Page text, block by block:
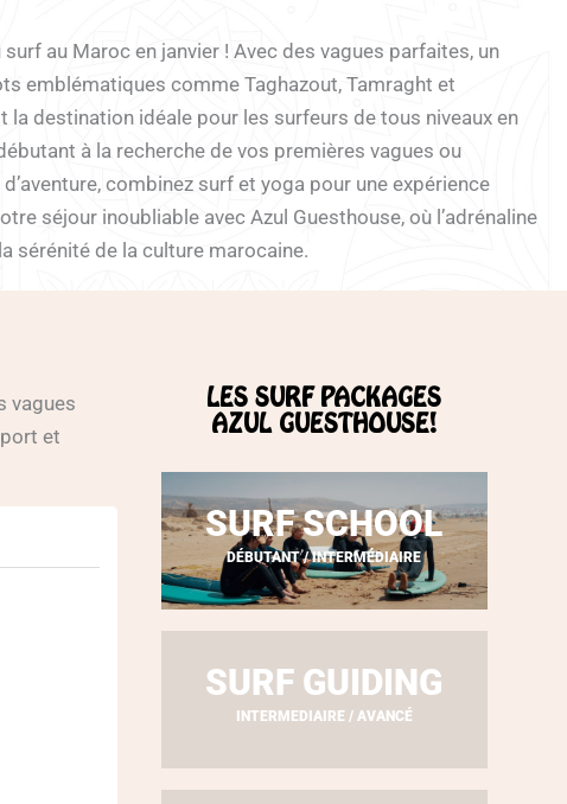
au Maroc en janvier ! Avec des vagues parfaites, un
emblématiques comme Taghazout, Tamraght et
la destination idéale pour les surfeurs de tous niveaux en
à la recherche de vos premières vagues ou
combinez surf et yoga pour une expérience
séjour inoubliable avec Azul Guesthouse, où l’adrénaline
sérénité de la culture marocaine.
vagues
et
LES SURF PACKAGES
AZUL GUESTHOUSE!
SURF SCHOOL
DÉBUTANT / INTERMÉDIAIRE
SURF GUIDING
INTERMEDIAIRE / AVANCÉ